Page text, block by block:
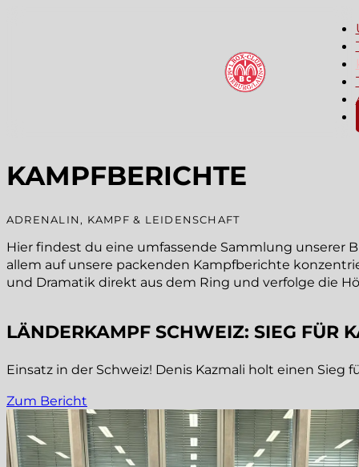
KAMPFBERICHTE
ADRENALIN, KAMPF & LEIDENSCHAFT
Hier findest du eine umfassende Sammlung unserer
allem auf unsere packenden Kampfberichte
und Dramatik direkt aus dem Ring und verfolge die
LÄNDERKAMPF SCHWEIZ: SIEG FÜR
Einsatz in der Schweiz! Denis Kazmali holt einen Sieg
Zum Bericht